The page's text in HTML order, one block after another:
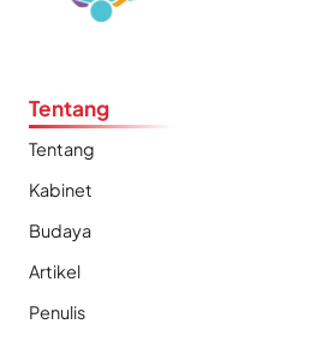
Tentang
Tentang
Kabinet
Budaya
Artikel
Penulis